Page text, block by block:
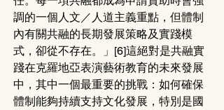
調的一個人文／人道主義重點，但體制
內有關共融的長期發展策略及實踐模
式，卻從不存在。」[6]這絕對是共融實
踐在克羅地亞表演藝術教育的未來發展
中，其中一個最重要的挑戰：如何確保
體制能夠持續支持文化發展，特別是國